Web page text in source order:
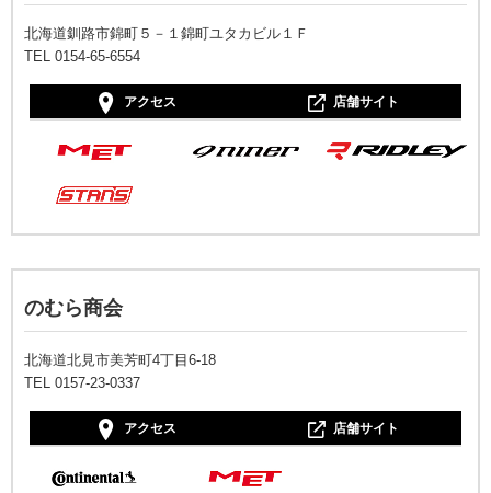
北海道釧路市錦町５－１錦町ユタカビル１Ｆ
TEL 0154-65-6554
アクセス 店舗サイト
のむら商会
北海道北見市美芳町4丁目6-18
TEL 0157-23-0337
アクセス 店舗サイト